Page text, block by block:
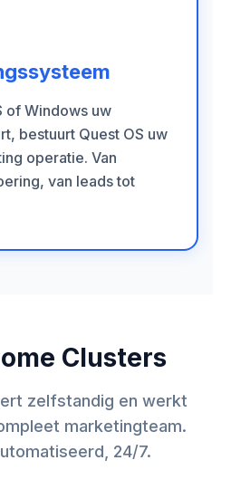
of Windows uw
bestuurt Quest OS uw
operatie. Van
van leads tot
Clusters
zelfstandig en werkt
marketingteam.
24/7.